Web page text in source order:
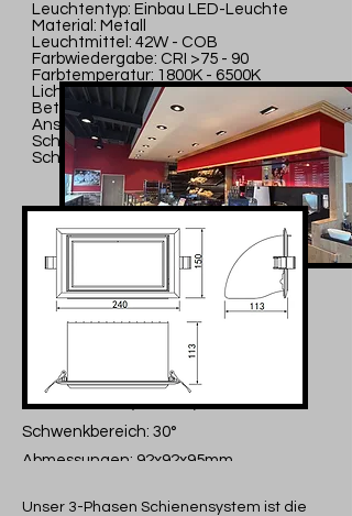
Leuchtentyp: Einbau LED-Leuchte
Material: Metall
Leuchtmittel: 42W - COB
Farbwiedergabe: CRI >75 - 90
Farbtemperatur: 1800K - 6500K
Lichtstrom: 2110lm - 4880lm
Betriebsspannung: 220-240Vac, 50/60Hz
Anschlussspannung: 230V
Schutzart: IP20
Schutzklasse: II
Einbauleuchte
Gehäusematerial: Aluminium
Einsatz: MR16 (Ø50mm)
Schwenkbereich: 30°
Abmessungen: 92x92x95mm
Unser 3-Phasen Schienensystem ist die